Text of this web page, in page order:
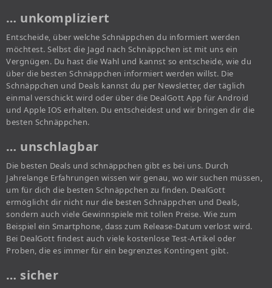
… unkompliziert
Entscheide, über welche Schnäppchen du informiert werden
möchtest. Selbst die Jagd nach Schnäppchen ist mit uns ein
Vergnügen. Du hast die Wahl und kannst so entscheide, wie du
über die besten Schnäppchen informiert werden willst. Die
Schnäppchen und Deals kannst du per Newsletter, der täglich
einmal verschickt wird oder über die DealGott App für Android
und Apple IOS erhalten. Du entscheidest und wir bringen dir die
besten Schnäppchen.
… unschlagbar
Die besten Deals und schnäppchen gibt es bei uns. Durch
Jahrelange Erfahrungen wissen wir genau, wo wir suchen müssen,
um für dich die besten Schnäppchen zu finden. DealGott
ermöglicht dir nicht nur die besten Schnäppchen und Deals,
sondern auch viele Gewinnspiele mit tollen Preise. Wie zum
Beispiel ein Smartphone, dass zum Release-Datum verlost wird.
Bei DealGott findest auch viele kostenlose Test-Artikel oder
Proben, die es immer für ein begrenztes Kontingent gibt.
… sicher